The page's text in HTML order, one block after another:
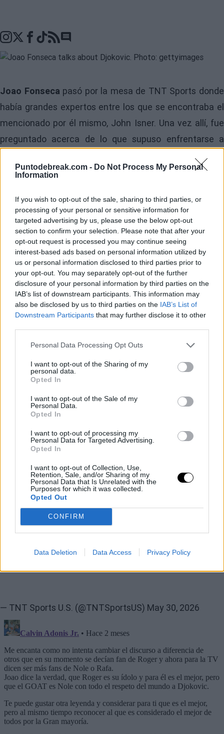
Puntodebreak.com - Do Not Process My Personal
Information
If you wish to opt-out of the sale, sharing to third parties, or
processing of your personal or sensitive information for
targeted advertising by us, please use the below opt-out
section to confirm your selection. Please note that after your
opt-out request is processed you may continue seeing
interest-based ads based on personal information utilized by
us or personal information disclosed to third parties prior to
your opt-out. You may separately opt-out of the further
disclosure of your personal information by third parties on the
IAB’s list of downstream participants. This information may
also be disclosed by us to third parties on the IAB’s List of
Downstream Participants that may further disclose it to other
Personal Data Processing Opt Outs
I want to opt-out of the Sharing of my
personal data.
Opted In
I want to opt-out of the Sale of my
Personal Data.
Opted In
I want to opt-out of processing my
Personal Data for Targeted Advertising.
Opted In
I want to opt-out of Collection, Use,
Retention, Sale, and/or Sharing of my
Personal Data that Is Unrelated with the
Purposes for which it was collected.
Opted Out
CONFIRM
Data Deletion Data Access Privacy Policy
Go to comments seciton
Joao Fonseca pasó por la mesa de TNT Sports donde
había grandes expertos entre los que se encontraba el
mencionado por él mismo, John Isner. Una vez allí, fue
preguntado acerca de lo que supuso enfrentarse a
experiencia muy loca. Era la primera vez que
juntos. Es un placer el mero hecho de estar con él en
una cancha de tenis. Me estaba destrozando los
primeros meses, pero seguí creyendo en mí mismo.
Novak es un ídolo para el deporte. Yo soy un fan de
Federer, sé que Djokovic es el GOAT, aunque ojalá lo
fuera Roger, pero así es la vida. Estoy agradecido a la
vida por esta experiencia", aseguró.
João Fonseca relives the process leading up to his
historic victory over Novak Djokovic 🗣️
pic.twitter.com/ivlQzZqlpi
— TNT Sports U.S. (@TNTSportsUS) May 30, 2026